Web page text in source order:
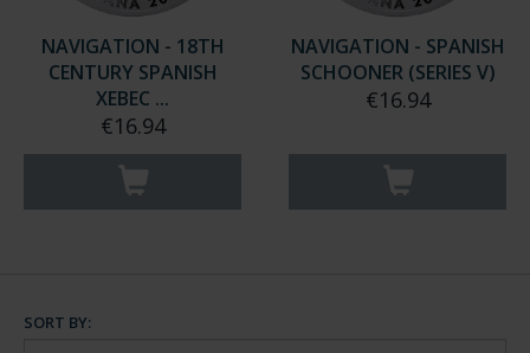
NAVIGATION - 18TH
CENTURY SPANISH
XEBEC ...
€16.94
NAVIGATION - SPANISH
SCHOONER (SERIES V)
€16.94
SORT BY: